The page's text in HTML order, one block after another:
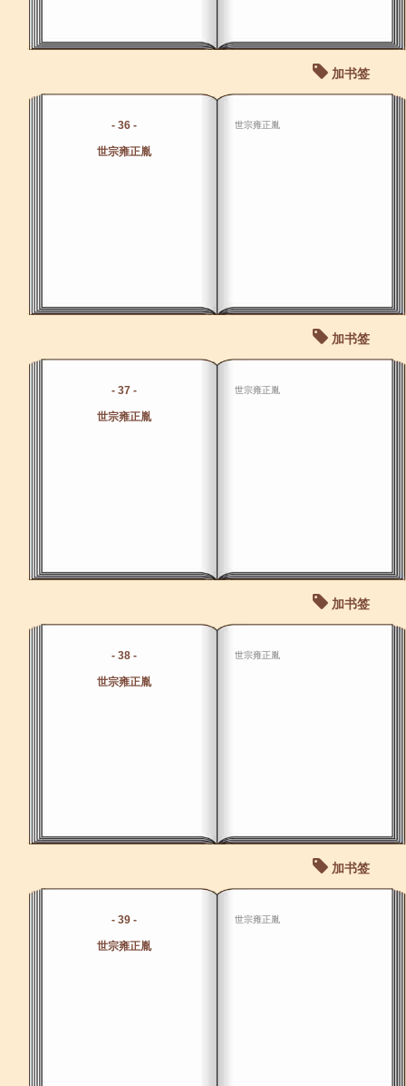
加书签
- 36 -
世宗雍正胤
世宗雍正胤
加书签
- 37 -
世宗雍正胤
世宗雍正胤
加书签
- 38 -
世宗雍正胤
世宗雍正胤
加书签
- 39 -
世宗雍正胤
世宗雍正胤